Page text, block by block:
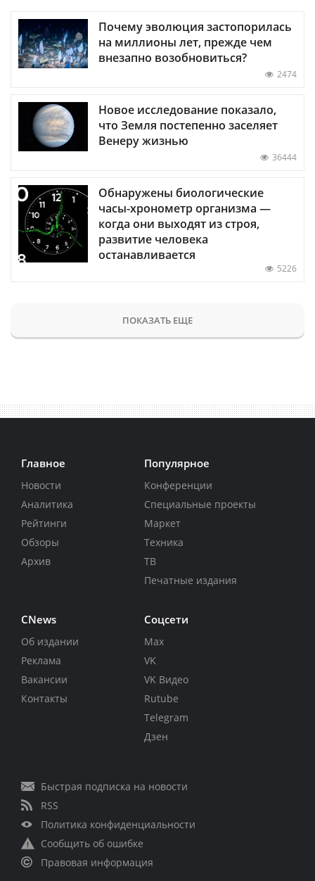
Почему эволюция застопорилась
на миллионы лет, прежде чем
внезапно возобновиться?
2474
Новое исследование показало,
что Земля постепенно заселяет
Венеру жизнью
36444
Обнаружены биологические
часы-хронометр организма —
когда они выходят из строя,
развитие человека
останавливается
5226
ПОКАЗАТЬ ЕЩЕ
Главное
Новости
Аналитика
Рейтинги
Обзоры
Архив
Популярное
Конференции
Специальные проекты
Маркет
Техника
ТВ
Печатные издания
CNews
Об издании
Реклама
Вакансии
Контакты
Соцсети
Max
VK
VK Видео
Rutube
Telegram
Дзен
Быстрая подписка на новости
RSS
Политика конфиденциальности
Сообщить об ошибке
Правовая информация